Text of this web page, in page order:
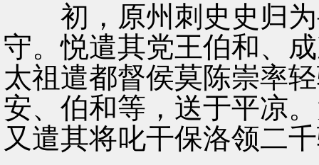
初，原州刺史史归为
守。悦遣其党王伯和、
太祖遣都督侯莫陈崇率
安、伯和等，送于平凉
又遣其将叱干保洛领二